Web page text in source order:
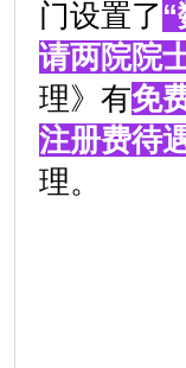
门设置了
请两院院
理》有免
注册费待
理。